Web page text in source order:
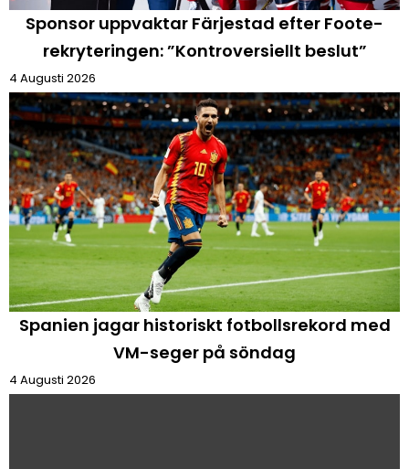
Sponsor uppvaktar Färjestad efter Foote-
rekryteringen: ”Kontroversiellt beslut”
4 Augusti 2026
Spanien jagar historiskt fotbollsrekord med
VM-seger på söndag
4 Augusti 2026